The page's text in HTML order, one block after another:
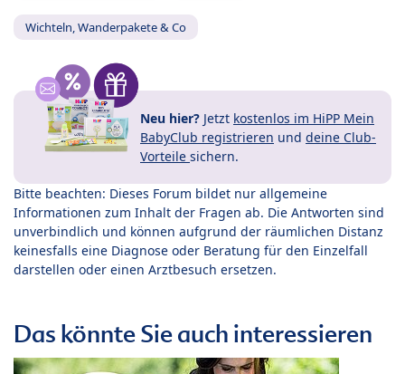
Wichteln, Wanderpakete & Co
Neu hier? Jetzt kostenlos im HiPP Mein
BabyClub registrieren und deine Club-
Vorteile sichern.
Bitte beachten: Dieses Forum bildet nur allgemeine
Informationen zum Inhalt der Fragen ab. Die Antworten sind
unverbindlich und können aufgrund der räumlichen Distanz
keinesfalls eine Diagnose oder Beratung für den Einzelfall
darstellen oder einen Arztbesuch ersetzen.
Das könnte Sie auch interessieren